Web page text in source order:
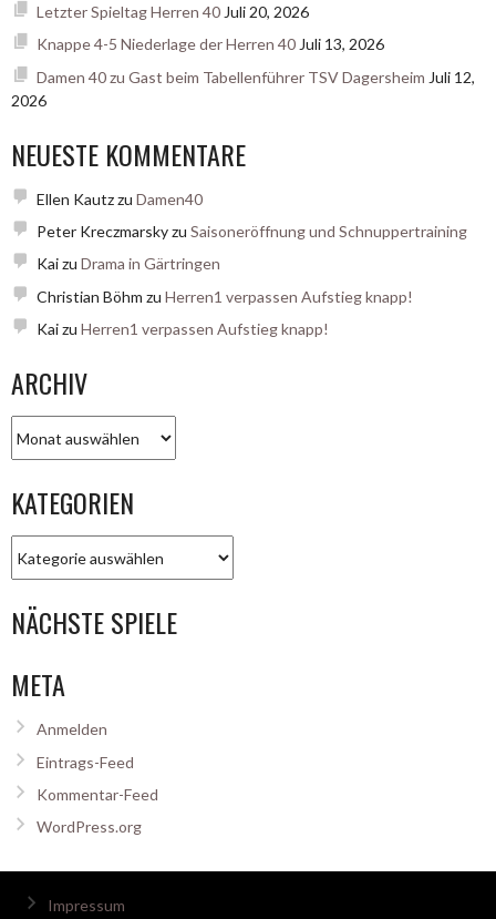
Letzter Spieltag Herren 40 Juli 20, 2026
Knappe 4-5 Niederlage der Herren 40 Juli 13, 2026
Damen 40 zu Gast beim Tabellenführer TSV Dagersheim Juli 12,
2026
NEUESTE KOMMENTARE
Ellen Kautzzu Damen40
Peter Kreczmarskyzu Saisoneröffnung und Schnuppertraining
Kaizu Drama in Gärtringen
Christian Böhm zu Herren1 verpassen Aufstieg knapp!
Kaizu Herren1 verpassen Aufstieg knapp!
ARCHIV
KATEGORIEN
NÄCHSTE SPIELE
META
Anmelden
Eintrags-Feed
Kommentar-Feed
WordPress.org
Impressum